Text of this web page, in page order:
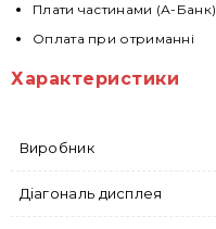
Плати частинами (А-Банк)
Оплата при отриманні
Характеристики
Виробник
Діагональ дисплея